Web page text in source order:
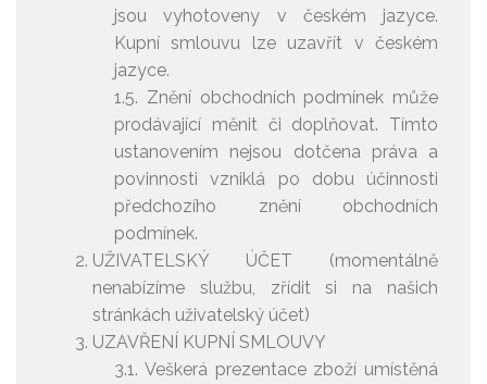
jsou vyhotoveny v českém jazyce.
Kupní smlouvu lze uzavřít v českém
jazyce.
1.5. Znění obchodních podmínek může
prodávající měnit či doplňovat. Tímto
ustanovením nejsou dotčena práva a
povinnosti vzniklá po dobu účinnosti
předchozího znění obchodních
podmínek.
UŽIVATELSKÝ ÚČET (momentálně
nenabízíme službu, zřídit si na našich
stránkách uživatelský účet)
UZAVŘENÍ KUPNÍ SMLOUVY
3.1. Veškerá prezentace zboží umístěná